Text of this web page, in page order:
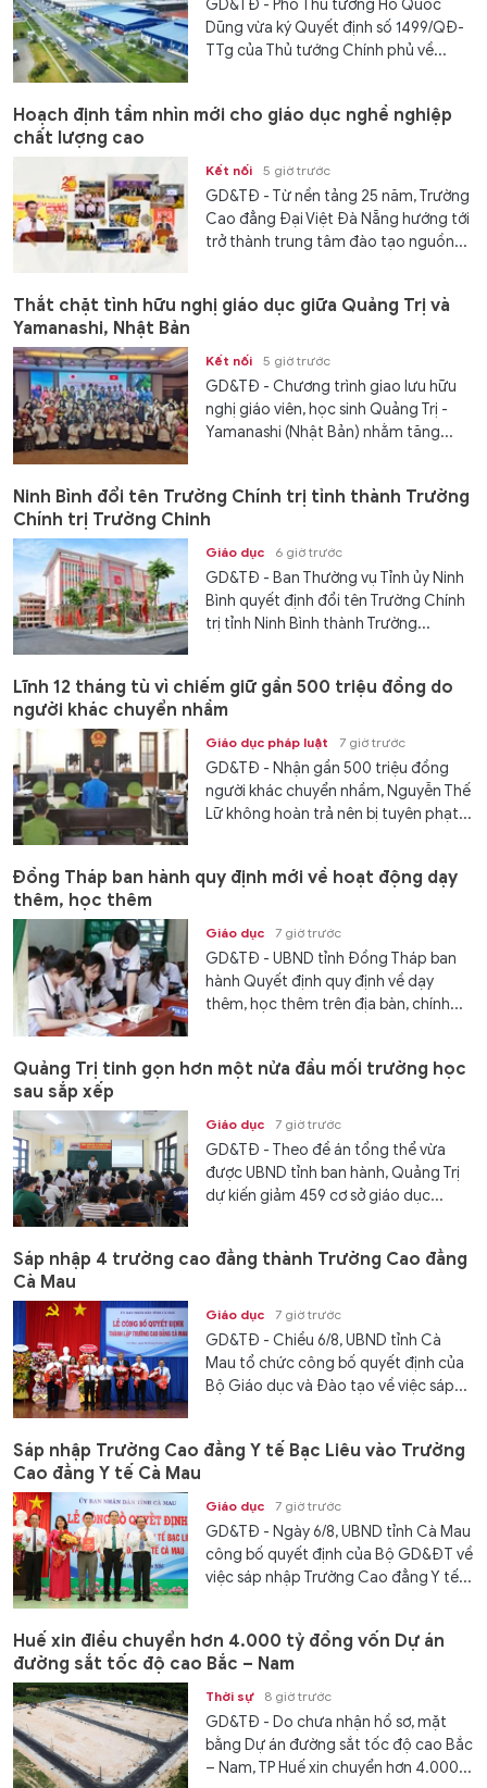
GD&TĐ - Phó Thủ tướng Hồ Quốc
Dũng vừa ký Quyết định số 1499/QĐ-
TTg của Thủ tướng Chính phủ về...
Hoạch định tầm nhìn mới cho giáo dục nghề nghiệp
chất lượng cao
Kết nối 5 giờ trước
GD&TĐ - Từ nền tảng 25 năm, Trường
Cao đẳng Đại Việt Đà Nẵng hướng tới
trở thành trung tâm đào tạo nguồn...
Thắt chặt tình hữu nghị giáo dục giữa Quảng Trị và
Yamanashi, Nhật Bản
Kết nối 5 giờ trước
GD&TĐ - Chương trình giao lưu hữu
nghị giáo viên, học sinh Quảng Trị -
Yamanashi (Nhật Bản) nhằm tăng...
Ninh Bình đổi tên Trường Chính trị tỉnh thành Trường
Chính trị Trường Chinh
Giáo dục 6 giờ trước
GD&TĐ - Ban Thường vụ Tỉnh ủy Ninh
Bình quyết định đổi tên Trường Chính
trị tỉnh Ninh Bình thành Trường...
Lĩnh 12 tháng tù vì chiếm giữ gần 500 triệu đồng do
người khác chuyển nhầm
Giáo dục pháp luật 7 giờ trước
GD&TĐ - Nhận gần 500 triệu đồng
người khác chuyển nhầm, Nguyễn Thế
Lữ không hoàn trả nên bị tuyên phạt...
Đồng Tháp ban hành quy định mới về hoạt động dạy
thêm, học thêm
Giáo dục 7 giờ trước
GD&TĐ - UBND tỉnh Đồng Tháp ban
hành Quyết định quy định về dạy
thêm, học thêm trên địa bàn, chính...
Quảng Trị tinh gọn hơn một nửa đầu mối trường học
sau sắp xếp
Giáo dục 7 giờ trước
GD&TĐ - Theo đề án tổng thể vừa
được UBND tỉnh ban hành, Quảng Trị
dự kiến giảm 459 cơ sở giáo dục...
Sáp nhập 4 trường cao đẳng thành Trường Cao đẳng
Cà Mau
Giáo dục 7 giờ trước
GD&TĐ - Chiều 6/8, UBND tỉnh Cà
Mau tổ chức công bố quyết định của
Bộ Giáo dục và Đào tạo về việc sáp...
Sáp nhập Trường Cao đẳng Y tế Bạc Liêu vào Trường
Cao đẳng Y tế Cà Mau
Giáo dục 7 giờ trước
GD&TĐ - Ngày 6/8, UBND tỉnh Cà Mau
công bố quyết định của Bộ GD&ĐT về
việc sáp nhập Trường Cao đẳng Y tế...
Huế xin điều chuyển hơn 4.000 tỷ đồng vốn Dự án
đường sắt tốc độ cao Bắc – Nam
Thời sự 8 giờ trước
GD&TĐ - Do chưa nhận hồ sơ, mặt
bằng Dự án đường sắt tốc độ cao Bắc
– Nam, TP Huế xin chuyển hơn 4.000...